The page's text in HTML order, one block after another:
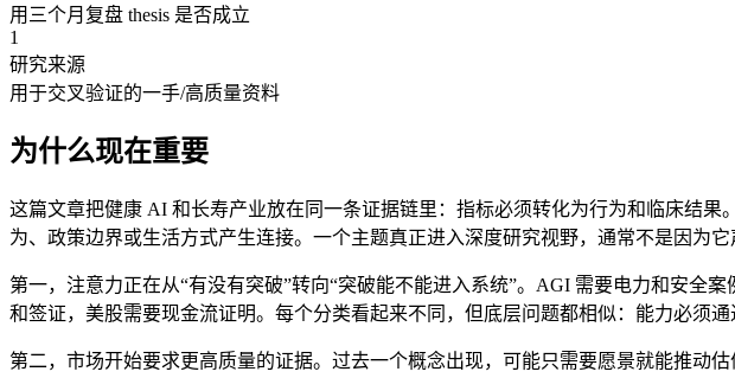
用三个月复盘 thesis 是否成立
1
研究来源
用于交叉验证的一手/高质量资料
为什么现在重要
这篇文章把健康 AI 和长寿产业放在同一条证据链里：指标必须转化为行为和临床结
为、政策边界或生活方式产生连接。一个主题真正进入深度研究视野，通常不是因为
第一，注意力正在从“有没有突破”转向“突破能不能进入系统”。AGI 需要电力和安全
和签证，美股需要现金流证明。每个分类看起来不同，但底层问题都相似：能力必须通
第二，市场开始要求更高质量的证据。过去一个概念出现，可能只需要愿景就能推动